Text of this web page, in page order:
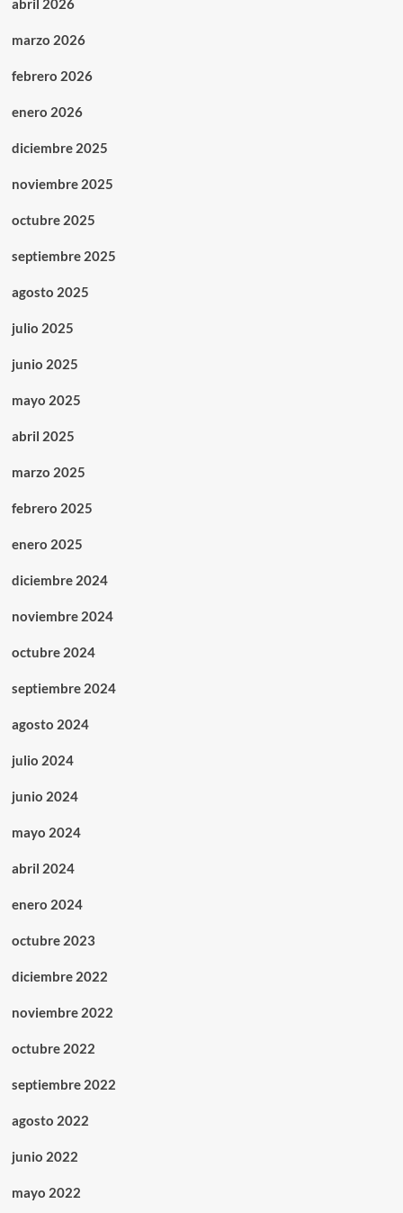
abril 2026
marzo 2026
febrero 2026
enero 2026
diciembre 2025
noviembre 2025
octubre 2025
septiembre 2025
agosto 2025
julio 2025
junio 2025
mayo 2025
abril 2025
marzo 2025
febrero 2025
enero 2025
diciembre 2024
noviembre 2024
octubre 2024
septiembre 2024
agosto 2024
julio 2024
junio 2024
mayo 2024
abril 2024
enero 2024
octubre 2023
diciembre 2022
noviembre 2022
octubre 2022
septiembre 2022
agosto 2022
junio 2022
mayo 2022